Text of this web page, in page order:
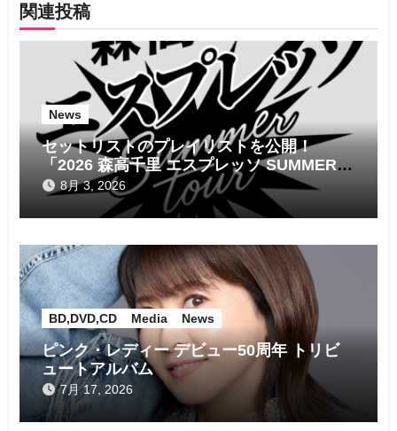
ョ
関連投稿
News
セットリストのプレイリストを公開！
「2026 森高千里 エスプレッソ SUMMER
tour」
8月 3, 2026
BD,DVD,CD Media News
ピンク・レディー デビュー50周年 トリビ
ュートアルバム
7月 17, 2026